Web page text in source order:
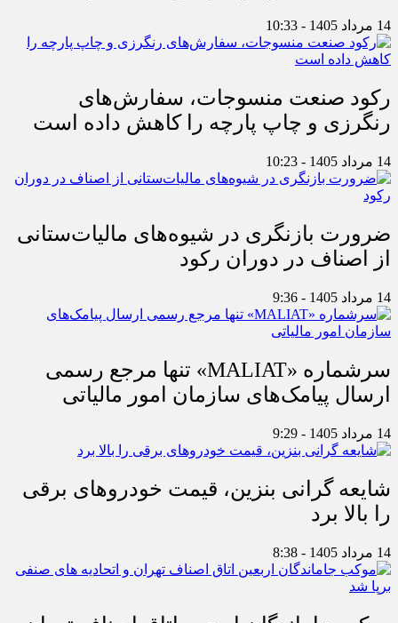
14 مرداد 1405 - 10:33
رکود صنعت منسوجات، سفارش‌های
رنگرزی و چاپ پارچه را کاهش داده است
14 مرداد 1405 - 10:23
ضرورت بازنگری در شیوه‌های مالیات‌ستانی
از اصناف در دوران رکود
14 مرداد 1405 - 9:36
سرشماره «MALIAT» تنها مرجع رسمی
ارسال پیامک‌های سازمان امور مالیاتی
14 مرداد 1405 - 9:29
شایعه گرانی بنزین، قیمت خودروهای برقی
را بالا برد
14 مرداد 1405 - 8:38